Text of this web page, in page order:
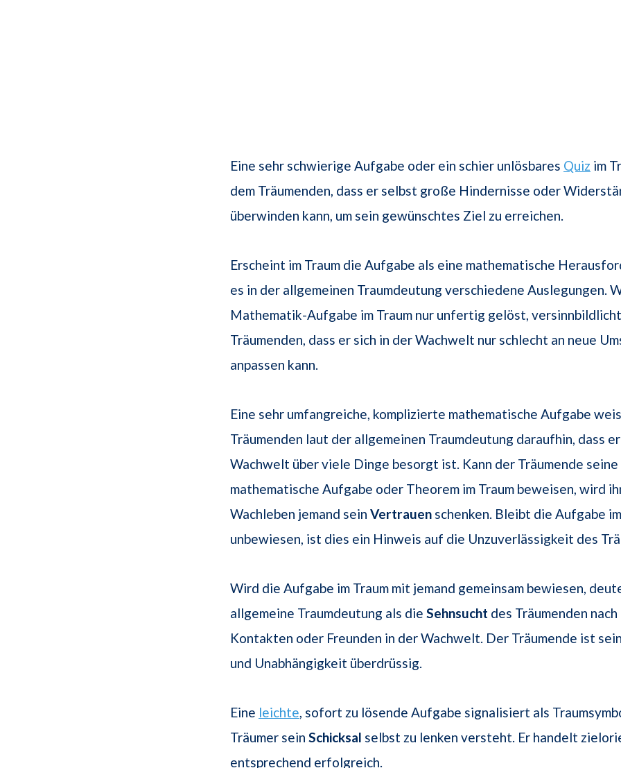
Eine sehr schwierige Aufgabe oder ein schier unlösbares Quiz im
dem Träumenden, dass er selbst große Hindernisse oder
überwinden kann, um sein gewünschtes Ziel zu erreichen.
Erscheint im Traum die Aufgabe als eine mathematische
es in der allgemeinen Traumdeutung verschiedene Auslegungen.
Mathematik-Aufgabe im Traum nur unfertig gelöst,
Träumenden, dass er sich in der Wachwelt nur schlecht an neue
anpassen kann.
Eine sehr umfangreiche, komplizierte mathematische Aufgabe
Träumenden laut der allgemeinen Traumdeutung daraufhin, dass
Wachwelt über viele Dinge besorgt ist. Kann der Träumende seine
mathematische Aufgabe oder Theorem im Traum beweisen, wird
Wachleben jemand sein Vertrauen schenken. Bleibt die Aufgabe
unbewiesen, ist dies ein Hinweis auf die Unzuverlässigkeit des
Wird die Aufgabe im Traum mit jemand gemeinsam bewiesen,
allgemeine Traumdeutung als die Sehnsucht des Träumenden nach
Kontakten oder Freunden in der Wachwelt. Der Träumende ist
und Unabhängigkeit überdrüssig.
Eine leichte, sofort zu lösende Aufgabe signalisiert als
Träumer sein Schicksal selbst zu lenken versteht. Er handelt
entsprechend erfolgreich.